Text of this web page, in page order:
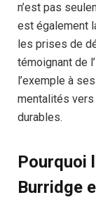
n’est pas
est également
les prises de
témoignant de
l’exemple à
mentalités
durables.
Pourquoi
Burridge